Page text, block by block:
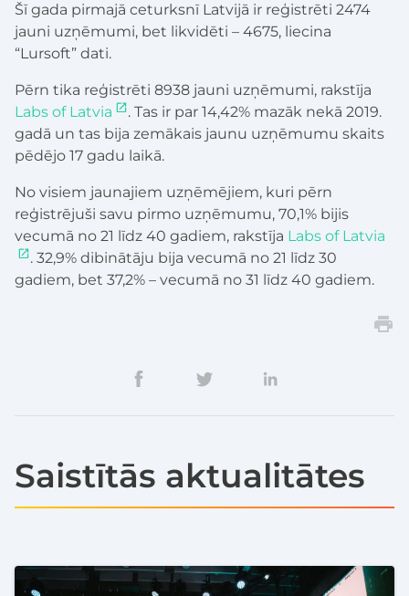
Šī gada pirmajā ceturksnī Latvijā ir reģistrēti 2474
jauni uzņēmumi, bet likvidēti – 4675, liecina
“Lursoft” dati.
Pērn tika reģistrēti 8938 jauni uzņēmumi, rakstīja
Labs of Latvia
. Tas ir par 14,42% mazāk nekā 2019.
gadā un tas bija zemākais jaunu uzņēmumu skaits
pēdējo 17 gadu laikā.
No visiem jaunajiem uzņēmējiem, kuri pērn
reģistrējuši savu pirmo uzņēmumu, 70,1% bijis
vecumā no 21 līdz 40 gadiem, rakstīja Labs of Latvia
. 32,9% dibinātāju bija vecumā no 21 līdz 30
gadiem, bet 37,2% – vecumā no 31 līdz 40 gadiem.
Saistītās aktualitātes